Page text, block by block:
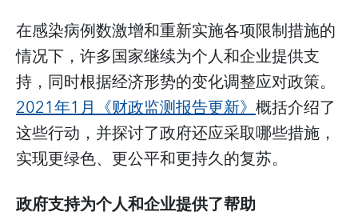
在感染病例数激增和重新实施各项限制措施的
情况下，许多国家继续为个人和企业提供支
持，同时根据经济形势的变化调整应对政策。
2021年1月《财政监测报告更新》概括介绍了
这些行动，并探讨了政府还应采取哪些措施，
实现更绿色、更公平和更持久的复苏。
政府支持为个人和企业提供了帮助